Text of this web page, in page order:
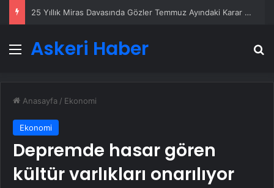
25 Yıllık Miras Davasında Gözler Temmuz Ayındaki Karar Duruşmasına Çevrildi
Menü
Askeri Haber
Anasayfa / Ekonomi
Ekonomi
Depremde hasar gören
kültür varlıkları onarılıyor